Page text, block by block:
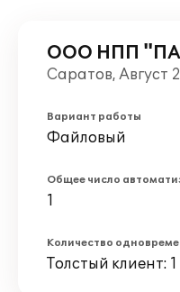
ООО НПП
Саратов, Август
Вариант работы
Файловый
Общее число
1
Количество
Толстый клиент: 1